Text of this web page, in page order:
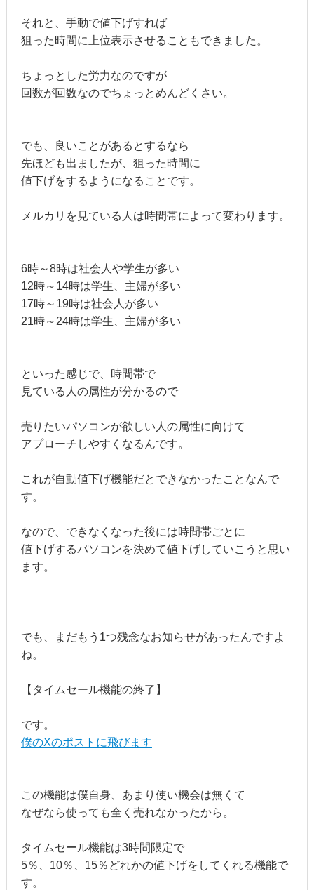
それと、手動で値下げすれば
狙った時間に上位表示させることもできました。
ちょっとした労力なのですが
回数が回数なのでちょっとめんどくさい。
でも、良いことがあるとするなら
先ほども出ましたが、狙った時間に
値下げをするようになることです。
メルカリを見ている人は時間帯によって変わります。
6時～8時は社会人や学生が多い
12時～14時は学生、主婦が多い
17時～19時は社会人が多い
21時～24時は学生、主婦が多い
といった感じで、時間帯で
見ている人の属性が分かるので
売りたいパソコンが欲しい人の属性に向けて
アプローチしやすくなるんです。
これが自動値下げ機能だとできなかったことなんで
す。
なので、できなくなった後には時間帯ごとに
値下げするパソコンを決めて値下げしていこうと思い
ます。
でも、まだもう1つ残念なお知らせがあったんですよ
ね。
【タイムセール機能の終了】
です。
僕のXのポストに飛びます
この機能は僕自身、あまり使い機会は無くて
なぜなら使っても全く売れなかったから。
タイムセール機能は3時間限定で
5％、10％、15％どれかの値下げをしてくれる機能で
す。